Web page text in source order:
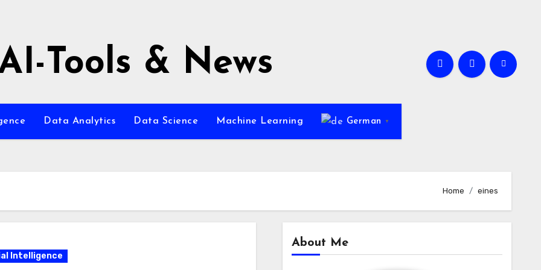
Tools & News
Data Analytics Data Science Machine Learning German ▼
Home eines
Intelligence
About Me